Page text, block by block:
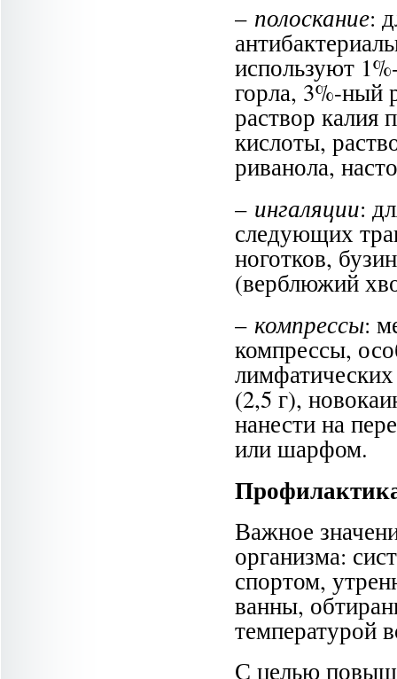
– полоскание:
используют
горла, 3%-ный
раствор калия
кислоты,
риванола,
– ингаляции:
следующих
ноготков,
(верблюжий
– компрессы:
компрессы,
(2,5 г),
нанести на
или шарфом.
Важное
организма:
спортом,
ванны,
температурой
С целью